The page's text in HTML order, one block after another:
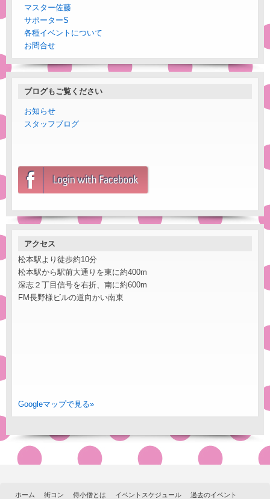
マスター佐藤
サポーターS
各種イベントについて
お問合せ
ブログもご覧ください
お知らせ
スタッフブログ
アクセス
松本駅より徒歩約10分
松本駅から駅前大通りを東に約400m
深志２丁目信号を右折、南に約600m
FM長野様ビルの道向かい南東
Googleマップで見る»
ホーム 街コン 侍小僧とは イベントスケジュール
過去のイベント